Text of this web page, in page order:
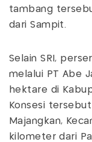
tambang
dari Sampit.
Selain SRI,
melalui PT Abe
hektare di
Konsesi
Majangkan,
kilometer dari